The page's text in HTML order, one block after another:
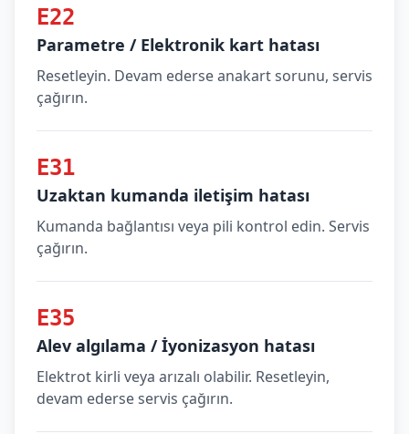
E22
Parametre / Elektronik kart hatası
Resetleyin. Devam ederse anakart sorunu, servis
çağırın.
E31
Uzaktan kumanda iletişim hatası
Kumanda bağlantısı veya pili kontrol edin. Servis
çağırın.
E35
Alev algılama / İyonizasyon hatası
Elektrot kirli veya arızalı olabilir. Resetleyin,
devam ederse servis çağırın.